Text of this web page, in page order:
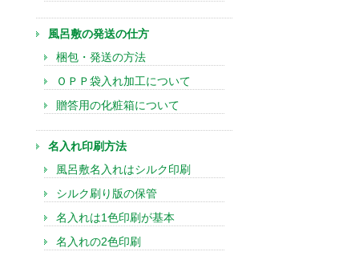
風呂敷の発送の仕方
梱包・発送の方法
ＯＰＰ袋入れ加工について
贈答用の化粧箱について
名入れ印刷方法
風呂敷名入れはシルク印刷
シルク刷り版の保管
名入れは1色印刷が基本
名入れの2色印刷